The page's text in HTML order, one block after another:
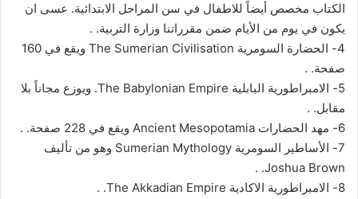
الكتاب مخصص أيضاً للاطفال في سن المراحل الابتدائية. عسى ان
يكون في يوم من الأيام ضمن مقرراتنا وزارة التربية. .
4- الحضارة السومرية The Sumerian Civilisation ويقع في 160
صفحة. .
5- الامبراطورية البابلية The Babylonian Empire. ويوزع مجاناً بلا
مقابل. .
6- مهد الحضارات Ancient Mesopotamia ويقع في 228 صفحة. .
7- الأساطير السومرية Sumerian Mythology وهو من تأليف
Joshua Brown. .
8- الامبراطورية الاكادية The Akkadian Empire. .